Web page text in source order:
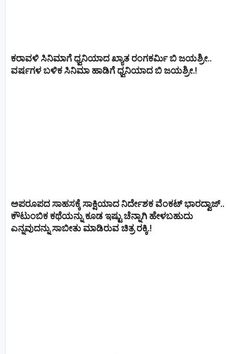
ಕರಾವಳಿ ಸಿನಿಮಾಗೆ ಧ್ವನಿಯಾದ ಖ್ಯಾತ ರಂಗಕರ್ಮಿ ಬಿ ಜಯಶ್ರೀ..
ವರ್ಷಗಳ ಬಳಿಕ ಸಿನಿಮಾ ಹಾಡಿಗೆ ಧ್ವನಿಯಾದ ಬಿ ಜಯಶ್ರೀ.!
ಅಪರೂಪದ ಸಾಹಸಕ್ಕೆ ಸಾಕ್ಷಿಯಾದ ನಿರ್ದೇಶಕ ವೆಂಕಟ್ ಭಾರದ್ವಾಜ್..
ಕೌಟುಂಬಿಕ ಕಥೆಯನ್ನು ಕೂಡ ಇಷ್ಟು ಚೆನ್ನಾಗಿ ಹೇಳಬಹುದು
ಎನ್ನವುದನ್ನು ಸಾಬೀತು ಮಾಡಿರುವ ಚಿತ್ರ ರಕ್ಕಿ.!